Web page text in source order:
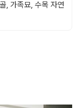
, 가족묘, 수목 자연